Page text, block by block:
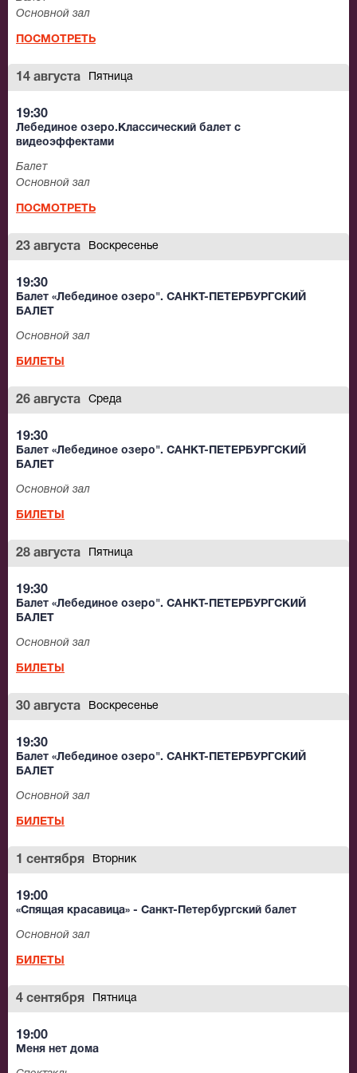
больше полувека располагается театр.
разных жанров. Именно этот уникальный коллектив
знатоки и публика абсолютно точно назвали «школой
клоунов» - за особенный нерв, эксцентрику чувств и
точное попадание в состояние каждой постановки.
Основной зал
ПОСМОТРЕТЬ
14 августа Пятница
19:30
Лебединое озеро.Классический балет с
видеоэффектами
Балет
Основной зал
ПОСМОТРЕТЬ
23 августа Воскресенье
19:30
Балет «Лебединое озеро". САНКТ-ПЕТЕРБУРГСКИЙ
БАЛЕТ
Основной зал
БИЛЕТЫ
26 августа Среда
19:30
Балет «Лебединое озеро". САНКТ-ПЕТЕРБУРГСКИЙ
БАЛЕТ
Основной зал
БИЛЕТЫ
28 августа Пятница
19:30
Балет «Лебединое озеро". САНКТ-ПЕТЕРБУРГСКИЙ
БАЛЕТ
Основной зал
БИЛЕТЫ
30 августа Воскресенье
19:30
Балет «Лебединое озеро". САНКТ-ПЕТЕРБУРГСКИЙ
БАЛЕТ
Основной зал
БИЛЕТЫ
1 сентября Вторник
19:00
«Спящая красавица» - Санкт-Петербургский балет
Основной зал
БИЛЕТЫ
4 сентября Пятница
19:00
Меня нет дома